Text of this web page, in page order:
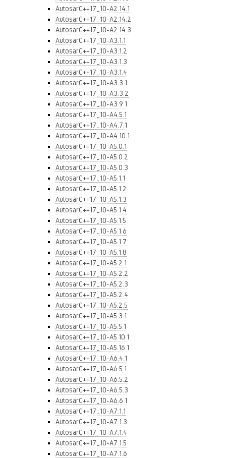
AutosarC++17_10-A2.14.1
AutosarC++17_10-A2.14.2
AutosarC++17_10-A2.14.3
AutosarC++17_10-A3.1.1
AutosarC++17_10-A3.1.2
AutosarC++17_10-A3.1.3
AutosarC++17_10-A3.1.4
AutosarC++17_10-A3.3.1
AutosarC++17_10-A3.3.2
AutosarC++17_10-A3.9.1
AutosarC++17_10-A4.5.1
AutosarC++17_10-A4.7.1
AutosarC++17_10-A4.10.1
AutosarC++17_10-A5.0.1
AutosarC++17_10-A5.0.2
AutosarC++17_10-A5.0.3
AutosarC++17_10-A5.1.1
AutosarC++17_10-A5.1.2
AutosarC++17_10-A5.1.3
AutosarC++17_10-A5.1.4
AutosarC++17_10-A5.1.5
AutosarC++17_10-A5.1.6
AutosarC++17_10-A5.1.7
AutosarC++17_10-A5.1.8
AutosarC++17_10-A5.2.1
AutosarC++17_10-A5.2.2
AutosarC++17_10-A5.2.3
AutosarC++17_10-A5.2.4
AutosarC++17_10-A5.2.5
AutosarC++17_10-A5.3.1
AutosarC++17_10-A5.5.1
AutosarC++17_10-A5.10.1
AutosarC++17_10-A5.16.1
AutosarC++17_10-A6.4.1
AutosarC++17_10-A6.5.1
AutosarC++17_10-A6.5.2
AutosarC++17_10-A6.5.3
AutosarC++17_10-A6.6.1
AutosarC++17_10-A7.1.1
AutosarC++17_10-A7.1.3
AutosarC++17_10-A7.1.4
AutosarC++17_10-A7.1.5
AutosarC++17_10-A7.1.6